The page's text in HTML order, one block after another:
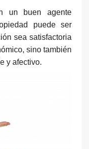
un buen agente
puede ser
sea satisfactoria
sino también
y afectivo.